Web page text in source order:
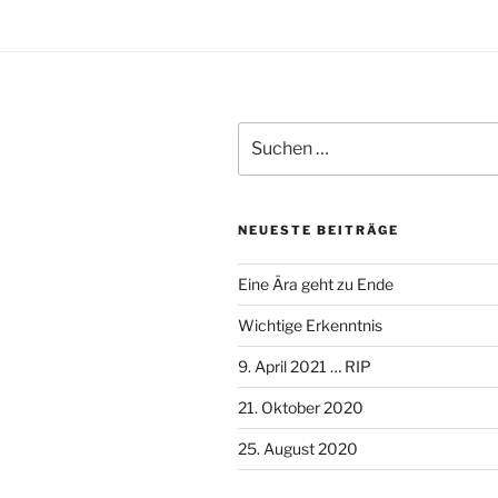
nach:
NEUESTE BEITRÄGE
Eine Ära geht zu Ende
Wichtige Erkenntnis
9. April 2021 … RIP
21. Oktober 2020
25. August 2020